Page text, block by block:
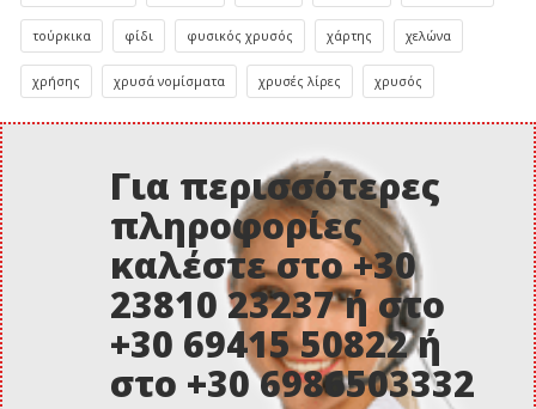
τούρκικα φίδι φυσικός χρυσός χάρτης χελώνα
χρήσης χρυσά νομίσματα χρυσές λίρες χρυσός
Για περισσότερες
πληροφορίες
καλέστε στο +30
23810 23237 ή στο
+30 69415 50822 ή
στο +30 6986503332